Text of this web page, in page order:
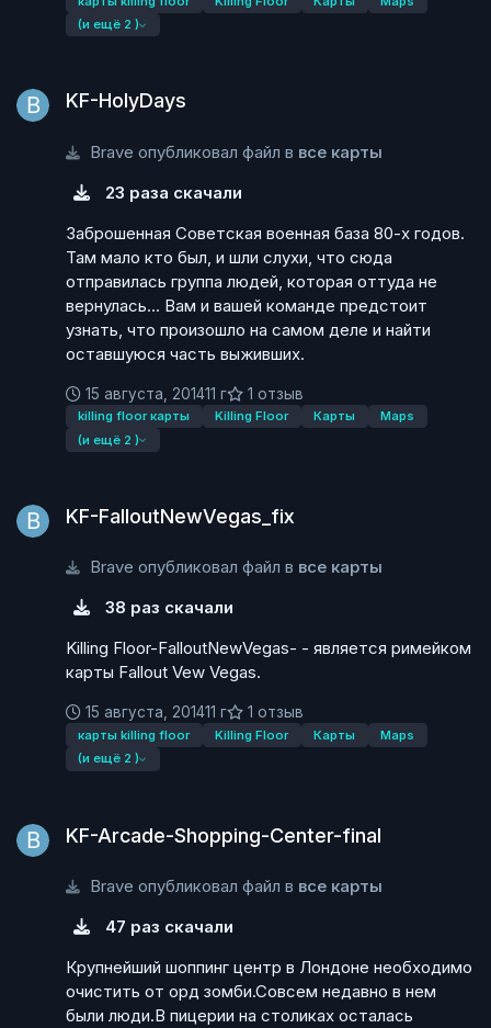
(и ещё 2 )
KF-HolyDays
Brave опубликовал файл в все карты
23 раза скачали
Заброшенная Советская военная база 80-х годов.
Там мало кто был, и шли слухи, что сюда
отправилась группа людей, которая оттуда не
вернулась... Вам и вашей команде предстоит
узнать, что произошло на самом деле и найти
оставшуюся часть выживших.
15 августа, 201411 г 1 отзыв
killing floor карты Killing Floor Карты
Maps
(и ещё 2 )
KF-FalloutNewVegas_fix
Brave опубликовал файл в все карты
38 раз скачали
Killing Floor-FalloutNewVegas- - является римейком
карты Fallout Vew Vegas.
15 августа, 201411 г 1 отзыв
карты killing floor Killing Floor Карты
Maps
(и ещё 2 )
KF-Arcade-Shopping-Center-final
Brave опубликовал файл в все карты
47 раз скачали
Крупнейший шоппинг центр в Лондоне необходимо
очистить от орд зомби.Совсем недавно в нем
были люди.В пицерии на столиках осталась